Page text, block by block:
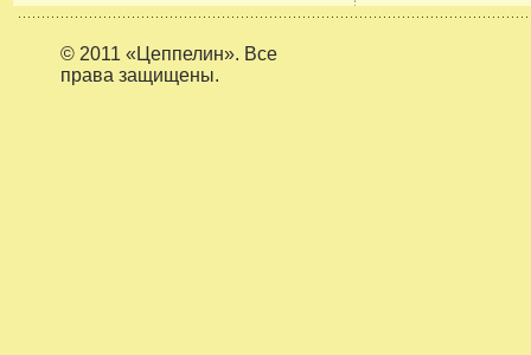
© 2011 «Цеппелин». Все
права защищены.